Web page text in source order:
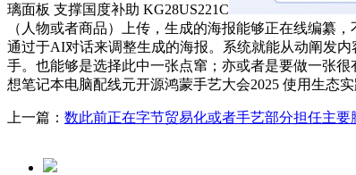
璃面板 支撑国度补助 KG28US221C
（人物或者商品）上传，生成的海报能够正在线编纂
通过于AI对话来调整生成的海报。系统就能从动阐发
手。也能够是选择此中一张点窜；亦或者是要做一张很
想笔记本电脑配线元开源鸿蒙手艺大会2025 使用生态
上一篇： 数此前正在字节贸易化或者手艺部分担任主要